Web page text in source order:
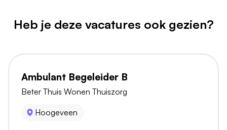
Heb je deze vacatures ook gezien?
Ambulant Begeleider B
Beter Thuis Wonen Thuiszorg
Hoogeveen